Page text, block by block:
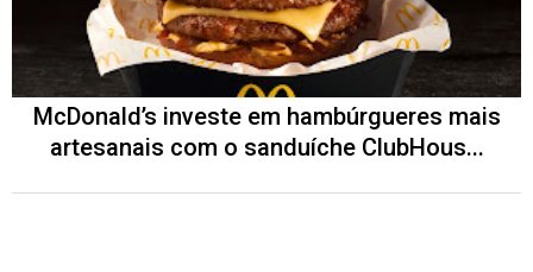
McDonald’s investe em hambúrgueres mais
artesanais com o sanduíche ClubHous...